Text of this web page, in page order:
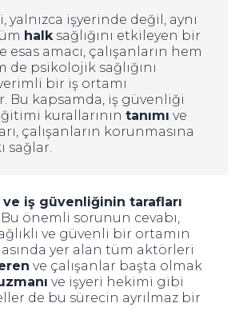
yalnızca işyerinde değil, aynı
halksağlığını etkileyen bir
esas amacı, çalışanların hem
de psikolojik sağlığını
bir iş ortamı
Bu kapsamda, iş güvenliği
kurallarının tanımı ve
çalışanların korunmasına
sağlar.
ve iş güvenliğinin tarafları
Bu önemli sorunun cevabı,
ve güvenli bir ortamın
yer alan tüm aktörleri
ve çalışanlar başta olmak
ve işyeri hekimi gibi
de bu sürecin ayrılmaz bir